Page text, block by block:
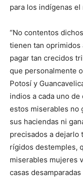
para los indígenas
“No contentos
tienen tan oprimidos
pagar tan crecidos
que personalmente
Potosí y
indios a cada uno
estos miserables no
sus haciendas ni
precisados a dejarlo
rígidos destemples,
miserables mujeres
casas